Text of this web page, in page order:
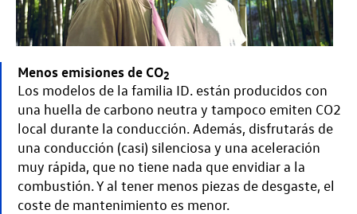
Menos emisiones de CO2
Los modelos de la familia ID. están producidos con
una huella de carbono neutra y tampoco emiten CO2
local durante la conducción. Además, disfrutarás de
una conducción (casi) silenciosa y una aceleración
muy rápida, que no tiene nada que envidiar a la
combustión. Y al tener menos piezas de desgaste, el
coste de mantenimiento es menor.